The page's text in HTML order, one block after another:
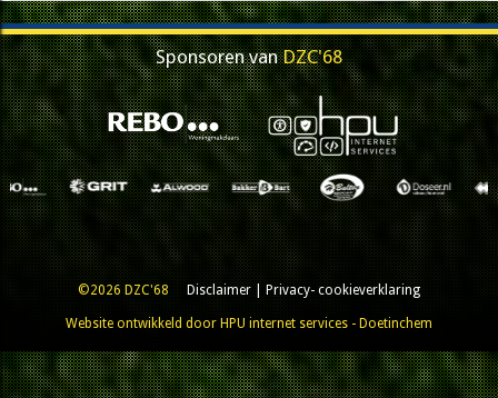
Sponsoren vanDZC'68
©2026 DZC'68 Disclaimer |Privacy- cookieverklaring
Website ontwikkeld door HPU internet services - Doetinchem